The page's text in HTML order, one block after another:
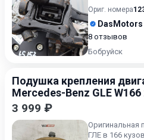
Ориг. номера
DasMotors
8 отзывов
Бобруйск
Подушка крепления
Mercedes-Benz GLE
3 999 ₽
Оригинальная
ГЛЕ в 166